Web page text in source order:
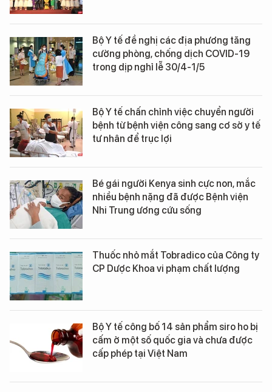
Bộ Y tế đề nghị các địa phương tăng
cường phòng, chống dịch COVID-19
trong dịp nghỉ lễ 30/4-1/5
Bộ Y tế chấn chỉnh việc chuyển người
bệnh từ bệnh viện công sang cơ sở y tế
tư nhân để trục lợi
Bé gái người Kenya sinh cực non, mắc
nhiều bệnh nặng đã được Bệnh viện
Nhi Trung ương cứu sống
Thuốc nhỏ mắt Tobradico của Công ty
CP Dược Khoa vi phạm chất lượng
Bộ Y tế công bố 14 sản phẩm siro ho bị
cấm ở một số quốc gia và chưa được
cấp phép tại Việt Nam